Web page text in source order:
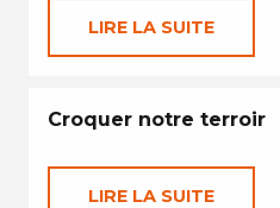
LIRE LA SUITE
Croquer notre terroir
LIRE LA SUITE